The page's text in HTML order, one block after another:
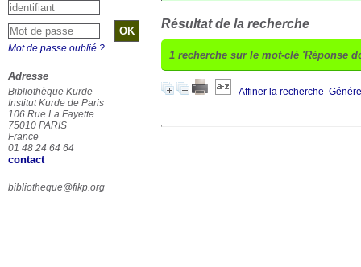
Résultat de la recherche
1 recherche sur le mot-clé 'Réponse
Affiner la recherche
Mot de passe oublié ?
Adresse
Bibliothèque Kurde
Institut Kurde de Paris
106 Rue La Fayette
75010 PARIS
France
01 48 24 64 64
contact
bibliotheque@fikp.org